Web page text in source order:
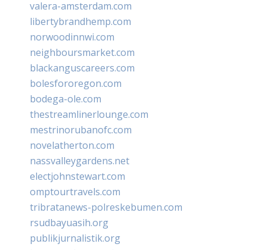
valera-amsterdam.com
libertybrandhemp.com
norwoodinnwi.com
neighboursmarket.com
blackanguscareers.com
bolesfororegon.com
bodega-ole.com
thestreamlinerlounge.com
mestrinorubanofc.com
novelatherton.com
nassvalleygardens.net
electjohnstewart.com
omptourtravels.com
tribratanews-polreskebumen.com
rsudbayuasih.org
publikjurnalistik.org